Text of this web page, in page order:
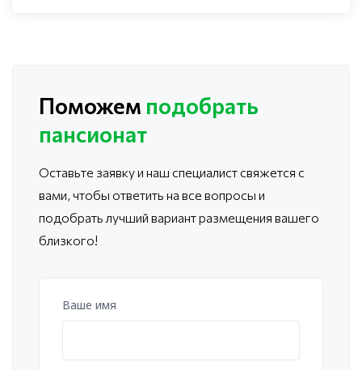
Поможем подобрать
пансионат
Оставьте заявку и наш специалист свяжется с
вами, чтобы ответить на все вопросы и
подобрать лучший вариант размещения вашего
близкого!